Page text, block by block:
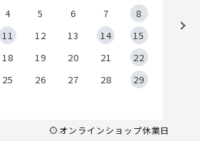
4 5 6 7
8
11 12 13 14
15
18 19 20 21
22
25 26 27 28
29
オンラインショップ休業日